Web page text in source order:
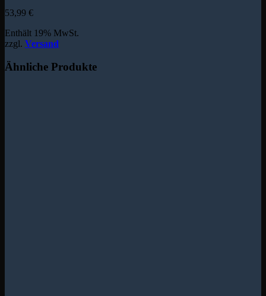
53,99 €
Enthält 19% MwSt.
zzgl. Versand
Ähnliche Produkte